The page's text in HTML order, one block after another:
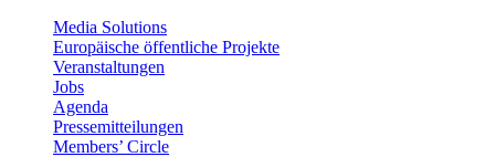
Media Solutions
Europäische öffentliche Projekte
Veranstaltungen
Jobs
Agenda
Pressemitteilungen
Members’ Circle